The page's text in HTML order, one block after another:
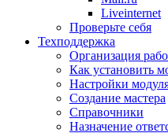
Liveinternet
Проверьте себя
Техподдержка
Организация
Как установить
Настройки
Создание мастера
Справочники
Назначение